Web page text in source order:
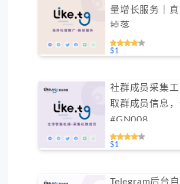
量增长服务｜真
掉落
$1
社群成员采集
取群成员信息
#GN008
$1
Telegram后台